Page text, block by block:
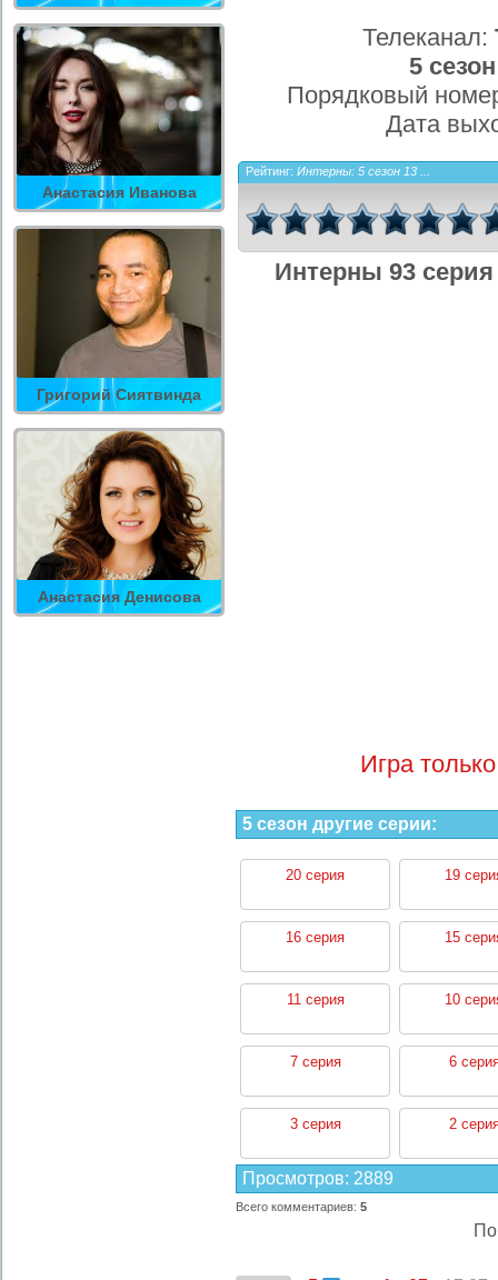
Анастасия Иванова
Григорий Сиятвинда
Анастасия Денисова
Телеканал:
5 сезон
Порядковый
Дата
Рейтинг: Интерны: 5 сезон 13 ...
Интерны 93
Игра
5 сезон другие серии:
20 серия 19
16 серия 15
11 серия 10
7 серия 6
3 серия 2
Просмотров: 2889
Всего комментариев: 5